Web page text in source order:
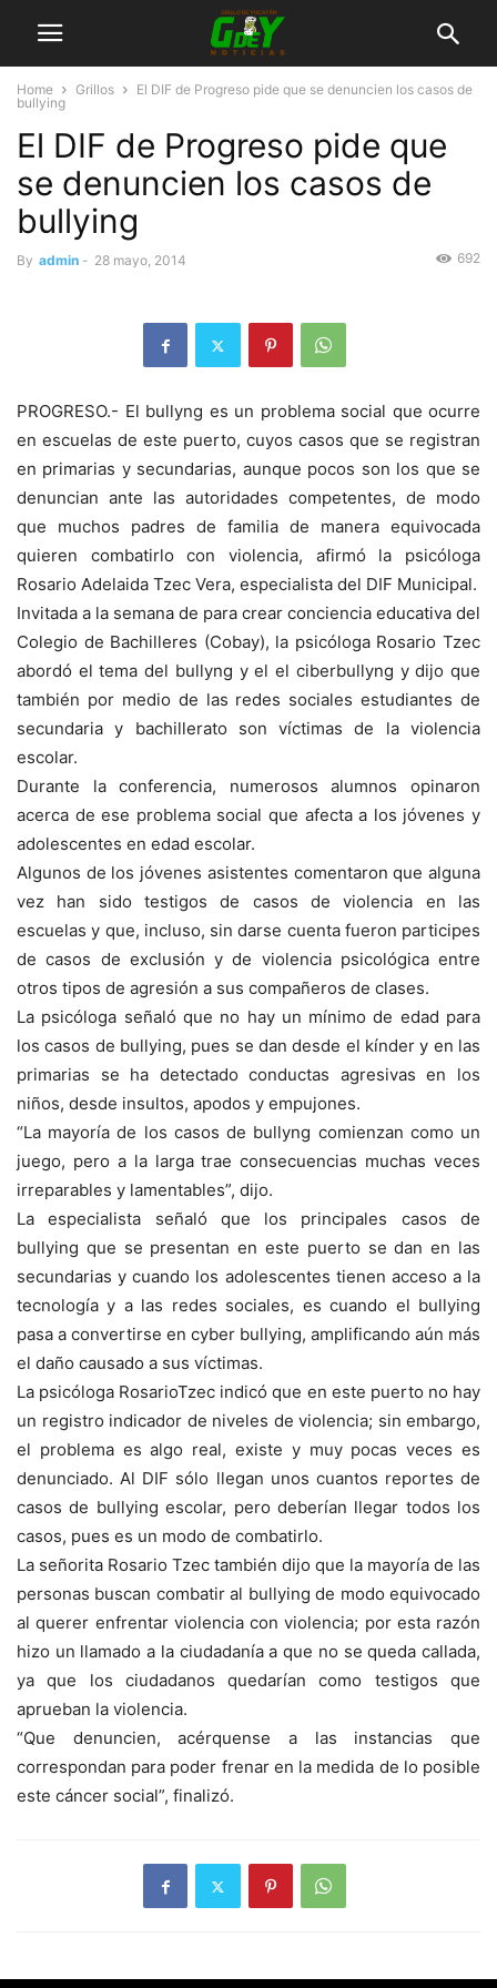
Home Grillos
El DIF de Progreso pide que se denuncien los casos de
bullying
El DIF de Progreso pide que
se denuncien los casos de
bullying
By admin - 28 mayo, 2014 692
PROGRESO.- El bullyng es un problema social que ocurre
en escuelas de este puerto, cuyos casos que se registran
en primarias y secundarias, aunque pocos son los que se
denuncian ante las autoridades competentes, de modo
que muchos padres de familia de manera equivocada
quieren combatirlo con violencia, afirmó la psicóloga
Rosario Adelaida Tzec Vera, especialista del DIF Municipal.
Invitada a la semana de para crear conciencia educativa del
Colegio de Bachilleres (Cobay), la psicóloga Rosario Tzec
abordó el tema del bullyng y el el ciberbullyng y dijo que
también por medio de las redes sociales estudiantes de
secundaria y bachillerato son víctimas de la violencia
escolar.
Durante la conferencia, numerosos alumnos opinaron
acerca de ese problema social que afecta a los jóvenes y
adolescentes en edad escolar.
Algunos de los jóvenes asistentes comentaron que alguna
vez han sido testigos de casos de violencia en las
escuelas y que, incluso, sin darse cuenta fueron participes
de casos de exclusión y de violencia psicológica entre
otros tipos de agresión a sus compañeros de clases.
La psicóloga señaló que no hay un mínimo de edad para
los casos de bullying, pues se dan desde el kínder y en las
primarias se ha detectado conductas agresivas en los
niños, desde insultos, apodos y empujones.
“La mayoría de los casos de bullyng comienzan como un
juego, pero a la larga trae consecuencias muchas veces
irreparables y lamentables”, dijo.
La especialista señaló que los principales casos de
bullying que se presentan en este puerto se dan en las
secundarias y cuando los adolescentes tienen acceso a la
tecnología y a las redes sociales, es cuando el bullying
pasa a convertirse en cyber bullying, amplificando aún más
el daño causado a sus víctimas.
La psicóloga RosarioTzec indicó que en este puerto no hay
un registro indicador de niveles de violencia; sin embargo,
el problema es algo real, existe y muy pocas veces es
denunciado. Al DIF sólo llegan unos cuantos reportes de
casos de bullying escolar, pero deberían llegar todos los
casos, pues es un modo de combatirlo.
La señorita Rosario Tzec también dijo que la mayoría de las
personas buscan combatir al bullying de modo equivocado
al querer enfrentar violencia con violencia; por esta razón
hizo un llamado a la ciudadanía a que no se queda callada,
ya que los ciudadanos quedarían como testigos que
aprueban la violencia.
“Que denuncien, acérquense a las instancias que
correspondan para poder frenar en la medida de lo posible
este cáncer social”, finalizó.